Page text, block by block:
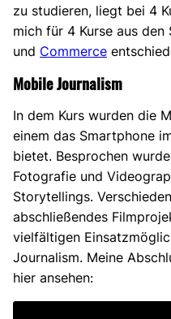
zu studieren, liegt bei 4
mich für 4 Kurse aus den
und Commerce
Mobile Journalism
In dem Kurs wurden die
einem das Smartphone
bietet. Besprochen
Fotografie und
Storytellings.
abschließendes
vielfältigen
Journalism. Meine
hier ansehen: